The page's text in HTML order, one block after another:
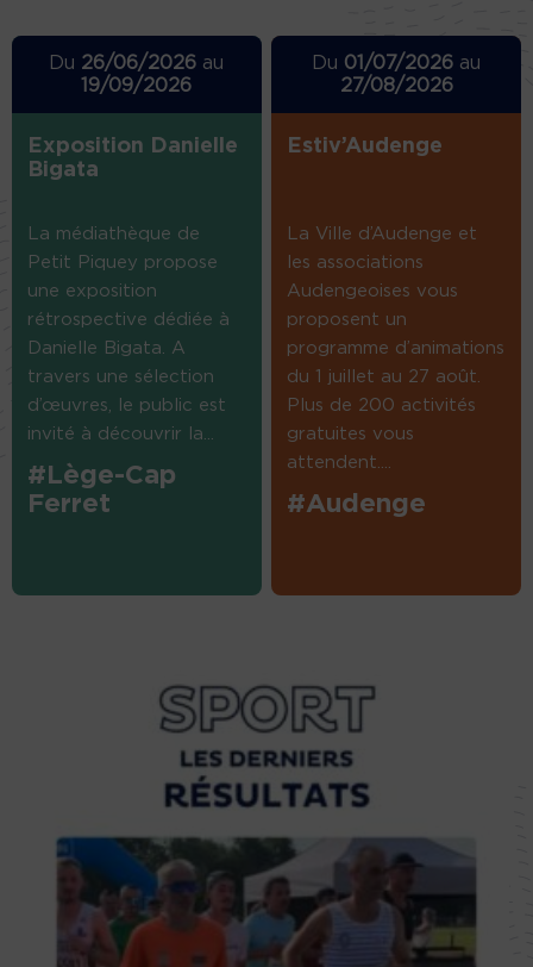
Du 26/06/2026 au
19/09/2026
Exposition Danielle
Bigata
La médiathèque de
Petit Piquey propose
une exposition
rétrospective dédiée à
Danielle Bigata. A
travers une sélection
d’œuvres, le public est
invité à découvrir la...
#Lège-Cap
Ferret
Du 01/07/2026 au
27/08/2026
Estiv’Audenge
La Ville d’Audenge et
les associations
Audengeoises vous
proposent un
programme d’animations
du 1 juillet au 27 août.
Plus de 200 activités
gratuites vous
attendent....
#Audenge